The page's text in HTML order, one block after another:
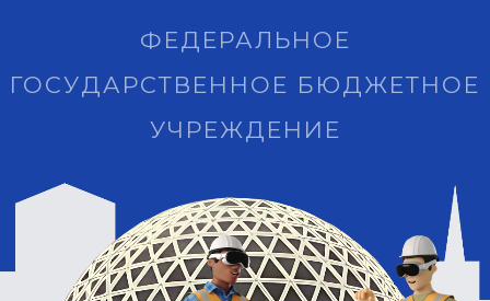
ФЕДЕРАЛЬНОЕ
ГОСУДАРСТВЕННОЕ БЮДЖЕТНОЕ
УЧРЕЖДЕНИЕ